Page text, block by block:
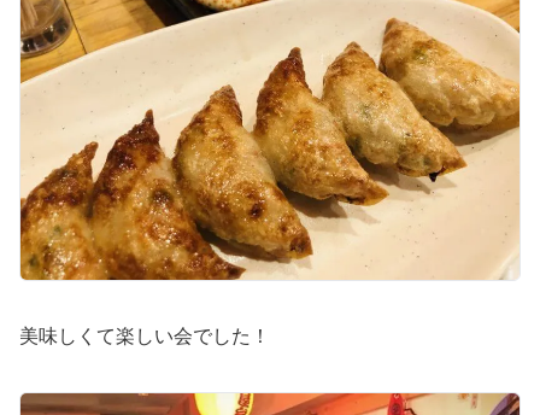
美味しくて楽しい会でした！